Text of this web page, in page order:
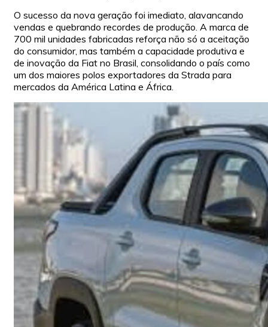
O sucesso da nova geração foi imediato, alavancando
vendas e quebrando recordes de produção. A marca de
700 mil unidades fabricadas reforça não só a aceitação
do consumidor, mas também a capacidade produtiva e
de inovação da Fiat no Brasil, consolidando o país como
um dos maiores polos exportadores da Strada para
mercados da América Latina e África.